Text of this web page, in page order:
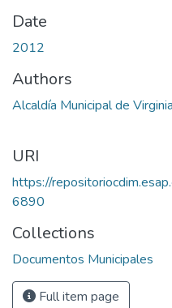
Date
2012
Authors
Alcaldía Municipal de
URI
https://
6890
Collections
Documentos Municipales
Full item page